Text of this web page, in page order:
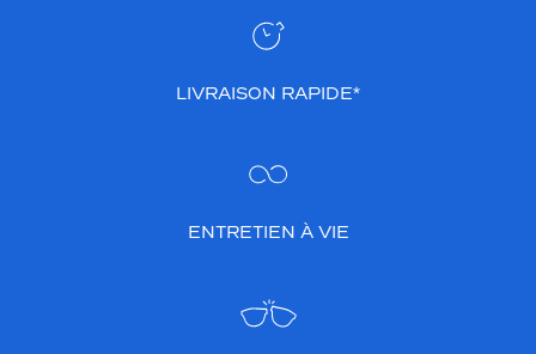
LIVRAISON RAPIDE*
ENTRETIEN À VIE